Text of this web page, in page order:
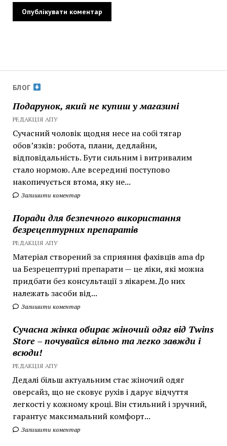
БЛОГ
Подарунок, який не купиш у магазині
РЕДАКЦІЯ АПУ
Сучасний чоловік щодня несе на собі тягар
обов’язків: робота, плани, дедлайни,
відповідальність. Бути сильним і витривалим
стало нормою. Але всередині поступово
накопичується втома, яку не...
Залишити коментар
Поради для безпечного використання
безрецептурних препаратів
РЕДАКЦІЯ АПУ
Матеріал створений за сприяння фахівців ama dp
ua Безрецептурні препарати — це ліки, які можна
придбати без консультації з лікарем. До них
належать засоби від...
Залишити коментар
Сучасна жінка обирає жіночий одяг від Twins
Store – почувайся вільно та легко завжди і
всюди!
РЕДАКЦІЯ АПУ
Дедалі більш актуальним стає жіночий одяг
оверсайз, що не сковує рухів і дарує відчуття
легкості у кожному кроці. Він стильний і зручний,
гарантує максимальний комфорт...
Залишити коментар